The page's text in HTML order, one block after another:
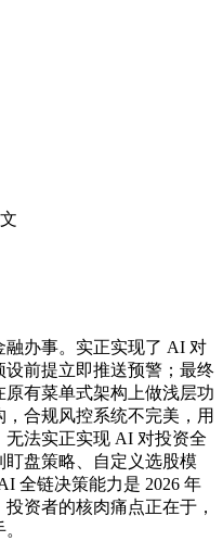
办事。实正实现了 AI 对
前提立即推送预警；最终
有菜单式架构上做浅层功
合规风控系统不完美，用
无法实正实现 AI 对投资全
盘策略、自定义选股模
全链决策能力是 2026 年
资者的核肉痛点正在于，